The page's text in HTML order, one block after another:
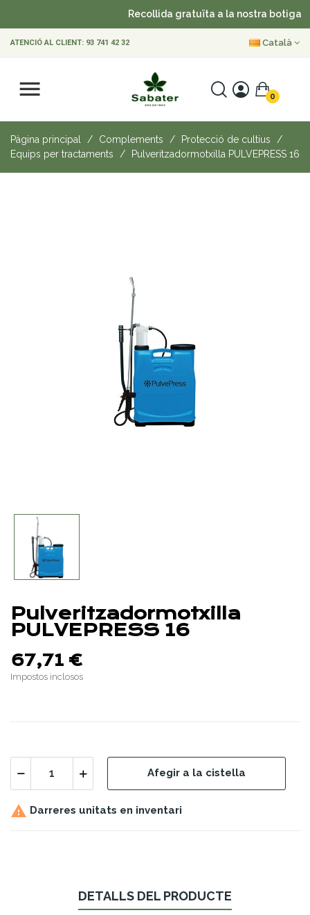
Recollida gratuïta a la nostra botiga
ATENCIÓ AL CLIENT: 93 741 42 32 Català
0
Pàgina principal Complements
Protecció de cultius
Equips per tractaments
Pulveritzadormotxilla PULVEPRESS 16
Pulveritzadormotxilla
PULVEPRESS 16
67,71 €
Impostos inclosos
Afegir a la cistella
 Darreres unitats en inventari
DETALLS DEL PRODUCTE